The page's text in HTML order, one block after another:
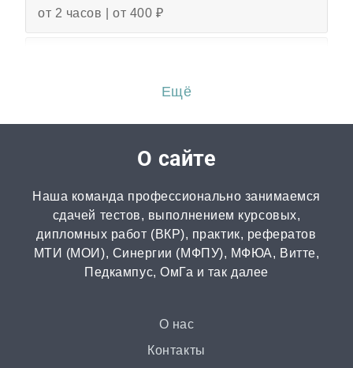
от 2 часов | от 400 ₽
Перевод
от 2 часов | от 300 ₽
Диссертация
от 15 дней | от 15000 ₽
Бизнес-план
от 3 часов | от 500 ₽
от 3 часов | от 500 ₽
Ещё
О сайте
Наша команда профессионально занимаемся
сдачей тестов, выполнением курсовых,
дипломных работ (ВКР), практик, рефератов
МТИ (МОИ), Синергии (МФПУ), МФЮА, Витте,
Педкампус, ОмГа и так далее
О нас
Контакты